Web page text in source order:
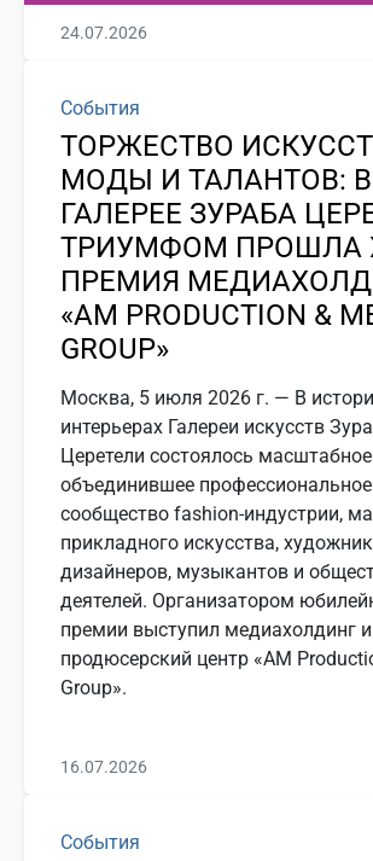
24.07.2026
События
ТОРЖЕСТВО
МОДЫ И ТАЛАНТОВ: В
ГАЛЕРЕЕ ЗУРАБА
ТРИУМФОМ ПРОШЛА
ПРЕМИЯ
«АМ PRODUCTION &
GROUP»
Москва, 5 июля 2026 г. — В
интерьерах Галереи искусств
Церетели состоялось
объединившее профессиональное
сообщество fashion-индустрии,
прикладного искусства,
дизайнеров, музыкантов и
деятелей. Организатором
премии выступил медиахолдинг и
продюсерский центр «АМ
Group».
16.07.2026
События